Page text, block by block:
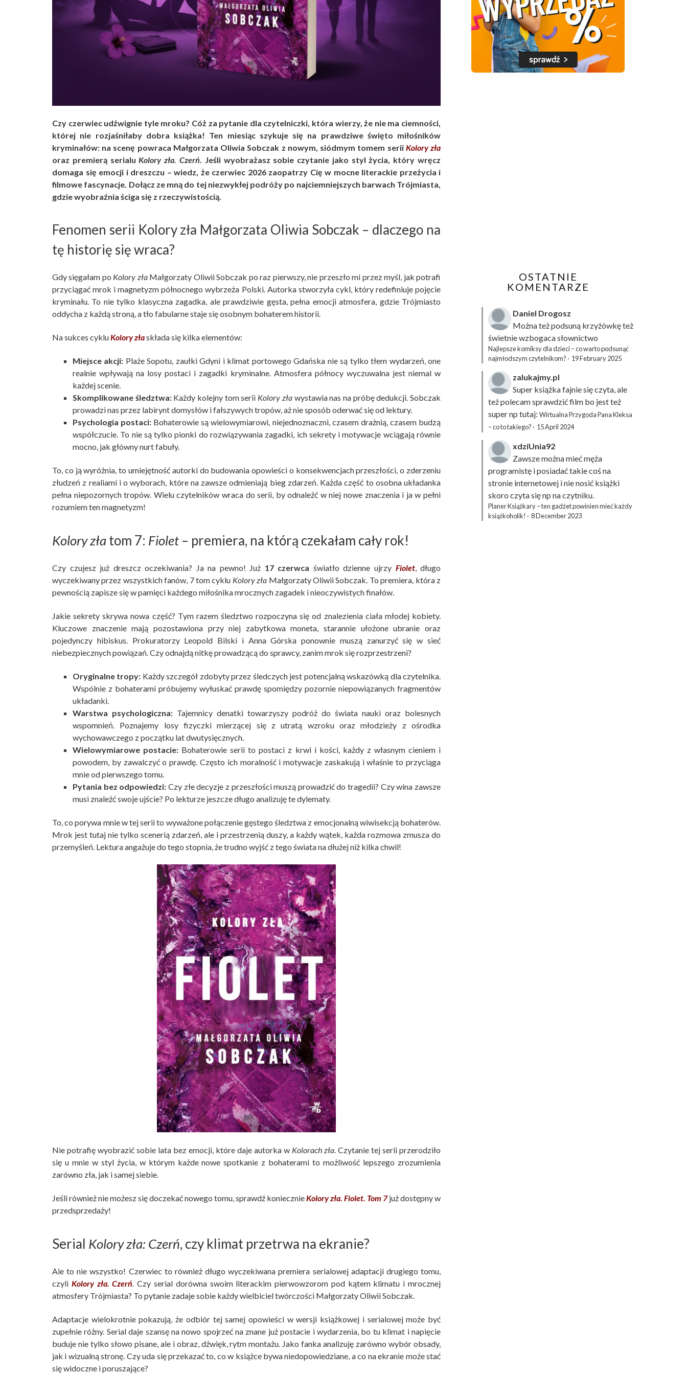
Czy czerwiec udźwignie tyle mroku? Cóż za pytanie dla czytelniczki, która wierzy, że nie ma ciemności,
której nie rozjaśniłaby dobra książka! Ten miesiąc szykuje się na prawdziwe święto miłośników
kryminałów: na scenę powraca Małgorzata Oliwia Sobczak z nowym, siódmym tomem serii Kolory zła
oraz premierą serialu Kolory zła. Czerń . Jeśli wyobrażasz sobie czytanie jako styl życia, który wręcz
domaga się emocji i dreszczu – wiedz, że czerwiec 2026 zaopatrzy Cię w mocne literackie przeżycia i
filmowe fascynacje. Dołącz ze mną do tej niezwykłej podróży po najciemniejszych barwach Trójmiasta,
gdzie wyobraźnia ściga się z rzeczywistością.
Fenomen serii Kolory zła Małgorzata Oliwia Sobczak – dlaczego na
tę historię się wraca?
Gdy sięgałam po Kolory złaMałgorzaty Oliwii Sobczak po raz pierwszy, nie przeszło mi przez myśl, jak potrafi
przyciągać mrok i magnetyzm północnego wybrzeża Polski. Autorka stworzyła cykl, który redefiniuje pojęcie
kryminału. To nie tylko klasyczna zagadka, ale prawdziwie gęsta, pełna emocji atmosfera, gdzie Trójmiasto
oddycha z każdą stroną, a tło fabularne staje się osobnym bohaterem historii.
Na sukces cykluKolory złaskłada się kilka elementów:
Miejsce akcji: Plaże Sopotu, zaułki Gdyni i klimat portowego Gdańska nie są tylko tłem wydarzeń, one
realnie wpływają na losy postaci i zagadki kryminalne. Atmosfera północy wyczuwalna jest niemal w
każdej scenie.
Skomplikowane śledztwa:Każdy kolejny tom serii Kolory zławystawia nas na próbę dedukcji. Sobczak
prowadzi nas przez labirynt domysłów i fałszywych tropów, aż nie sposób oderwać się od lektury.
Psychologia postaci: Bohaterowie są wielowymiarowi, niejednoznaczni, czasem drażnią, czasem budzą
współczucie. To nie są tylko pionki do rozwiązywania zagadki, ich sekrety i motywacje wciągają równie
mocno, jak główny nurt fabuły.
To, co ją wyróżnia, to umiejętność autorki do budowania opowieści o konsekwencjach przeszłości, o zderzeniu
złudzeń z realiami i o wyborach, które na zawsze odmieniają bieg zdarzeń. Każda część to osobna układanka
pełna niepozornych tropów. Wielu czytelników wraca do serii, by odnaleźć w niej nowe znaczenia i ja w pełni
rozumiem ten magnetyzm!
Kolory zła tom 7: Fiolet – premiera, na którą czekałam cały rok!
Czy czujesz już dreszcz oczekiwania? Ja na pewno! Już 17 czerwca światło dzienne ujrzy Fiolet,długo
wyczekiwany przez wszystkich fanów, 7 tom cyklu Kolory zła Małgorzaty Oliwii Sobczak. To premiera, która z
pewnością zapisze się w pamięci każdego miłośnika mrocznych zagadek i nieoczywistych finałów.
Jakie sekrety skrywa nowa część? Tym razem śledztwo rozpoczyna się od znalezienia ciała młodej kobiety.
Kluczowe znaczenie mają pozostawiona przy niej zabytkowa moneta, starannie ułożone ubranie oraz
pojedynczy hibiskus. Prokuratorzy Leopold Bilski i Anna Górska ponownie muszą zanurzyć się w sieć
niebezpiecznych powiązań. Czy odnajdą nitkę prowadzącą do sprawcy, zanim mrok się rozprzestrzeni?
Oryginalne tropy: Każdy szczegół zdobyty przez śledczych jest potencjalną wskazówką dla czytelnika.
Wspólnie z bohaterami próbujemy wyłuskać prawdę spomiędzy pozornie niepowiązanych fragmentów
układanki.
Warstwa psychologiczna: Tajemnicy denatki towarzyszy podróż do świata nauki oraz bolesnych
wspomnień. Poznajemy losy fizyczki mierzącej się z utratą wzroku oraz młodzieży z ośrodka
wychowawczego z początku lat dwutysięcznych.
Wielowymiarowe postacie: Bohaterowie serii to postaci z krwi i kości, każdy z własnym cieniem i
powodem, by zawalczyć o prawdę. Często ich moralność i motywacje zaskakują i właśnie to przyciąga
mnie od pierwszego tomu.
Pytania bez odpowiedzi: Czy złe decyzje z przeszłości muszą prowadzić do tragedii? Czy wina zawsze
musi znaleźć swoje ujście? Po lekturze jeszcze długo analizuję te dylematy.
To, co porywa mnie w tej serii to wyważone połączenie gęstego śledztwa z emocjonalną wiwisekcją bohaterów.
Mrok jest tutaj nie tylko scenerią zdarzeń, ale i przestrzenią duszy, a każdy wątek, każda rozmowa zmusza do
przemyśleń. Lektura angażuje do tego stopnia, że trudno wyjść z tego świata na dłużej niż kilka chwil!
Nie potrafię wyobrazić sobie lata bez emocji, które daje autorka w Kolorach zła. Czytanie tej serii przerodziło
się u mnie w styl życia, w którym każde nowe spotkanie z bohaterami to możliwość lepszego zrozumienia
zarówno zła, jak i samej siebie.
Jeśli również nie możesz się doczekać nowego tomu, sprawdź koniecznieKolory zła. Fiolet. Tom 7już dostępny w
przedsprzedaży!
Serial Kolory zła: Czerń, czy klimat przetrwa na ekranie?
Ale to nie wszystko! Czerwiec to również długo wyczekiwana premiera serialowej adaptacji drugiego tomu,
czyli Kolory zła. Czerń. Czy serial dorówna swoim literackim pierwowzorom pod kątem klimatu i mrocznej
atmosfery Trójmiasta? To pytanie zadaje sobie każdy wielbiciel twórczości Małgorzaty Oliwii Sobczak.
Adaptacje wielokrotnie pokazują, że odbiór tej samej opowieści w wersji książkowej i serialowej może być
zupełnie różny. Serial daje szansę na nowo spojrzeć na znane już postacie i wydarzenia, bo tu klimat i napięcie
buduje nie tylko słowo pisane, ale i obraz, dźwięk, rytm montażu. Jako fanka analizuję zarówno wybór obsady,
jak i wizualną stronę. Czy uda się przekazać to, co w książce bywa niedopowiedziane, a co na ekranie może stać
się widoczne i poruszające?
OSTATNIE
KOMENTARZE
Daniel Drogosz
Można też podsuną krzyżówkęteż
świetnie wzbogaca słownictwo
Najlepsze komiksy dla dzieci – co warto podsunąć
najmłodszym czytelnikom? · 19 February 2025
zalukajmy.pl
Super książka fajnie się czyta, ale
też polecam sprawdzić film bo jest też
super np tutaj: Wirtualna Przygoda Pana Kleksa
– co to takiego? · 15 April 2024
xdziUnia92
Zawsze można mieć męża
programistę i posiadać takie coś na
stronie internetowej i nie nosić książki
skoro czyta się np na czytniku.
Planer Książkary – ten gadżet powinien mieć każdy
książkoholik! · 8 December 2023